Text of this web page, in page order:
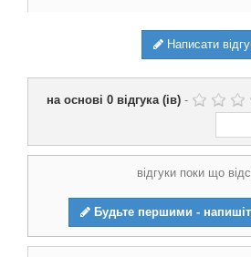
Написати
на основі 0 відгука (ів) -
відгуки поки що
Будьте першими -